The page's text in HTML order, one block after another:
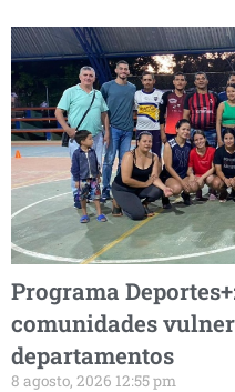
Programa
comunidades
departamentos
8 agosto, 2026 12:55 pm